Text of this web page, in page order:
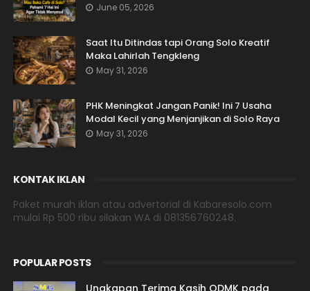
June 05, 2026
Saat Itu Ditindas tapi Orang Solo Kreatif
Maka Lahirlah Tengkleng
May 31, 2026
PHK Meningkat Jangan Panik! Ini 7 Usaha
Modal Kecil yang Menjanjikan di Solo Raya
May 31, 2026
KONTAK IKLAN
Paket murah iklan atau advertorial di Kabaresolo.com
mulai Rp 500 ribu silakan WA di 081356760248.
POPULAR POSTS
Ungkapan Terima Kasih ODMK pada